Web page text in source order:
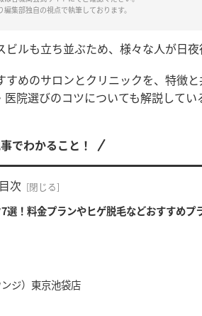
集部独自の視点で執筆しております。
ルも立ち並ぶため、様々な人が日夜
めのサロンとクリニックを、特徴
院選びのコツについても解説して
でわかること！
目次
選！料金プランやヒゲ脱毛などおすすめプ
ジ）東京池袋店